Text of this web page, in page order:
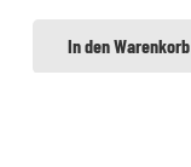
In den Warenkorb